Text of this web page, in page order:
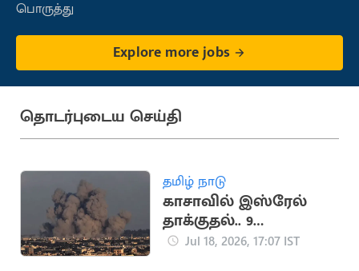
பொருத்து
Explore more jobs
தொடர்புடைய செய்தி
தமிழ் நாடு
காசாவில் இஸ்ரேல்
தாக்குதல்.. 9
பாலஸ்தீனர்கள்
Jul 18, 2026, 17:07 IST